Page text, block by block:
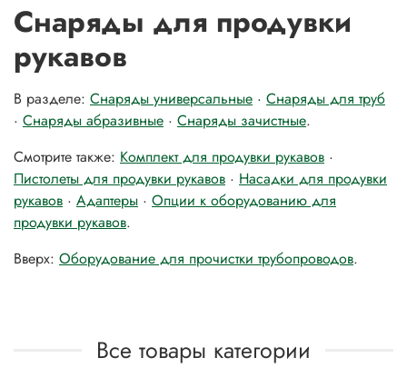
Снаряды для продувки
рукавов
В разделе: Снаряды универсальные · Снаряды для труб
· Снаряды абразивные · Снаряды зачистные.
Смотрите также: Комплект для продувки рукавов ·
Пистолеты для продувки рукавов · Насадки для продувки
рукавов · Адаптеры · Опции к оборудованию для
продувки рукавов.
Вверх: Оборудование для прочистки трубопроводов.
Все товары категории